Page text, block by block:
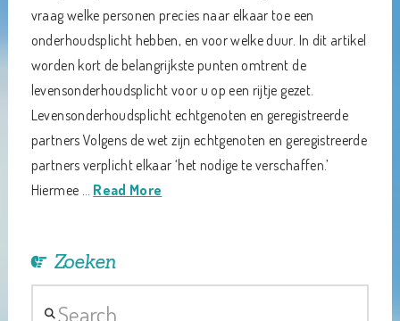
vraag welke personen precies naar elkaar toe een
onderhoudsplicht hebben, en voor welke duur. In dit artikel
worden kort de belangrijkste punten omtrent de
levensonderhoudsplicht voor u op een rijtje gezet.
Levensonderhoudsplicht echtgenoten en geregistreerde
partners Volgens de wet zijn echtgenoten en geregistreerde
partners verplicht elkaar ‘het nodige te verschaffen.’
Hiermee … Read More
Zoeken